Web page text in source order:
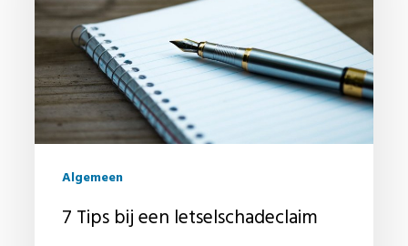
letselschadeclaim
Algemeen
7 Tips bij een letselschadeclaim